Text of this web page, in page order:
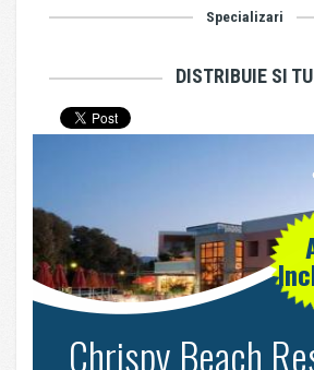
Specializari
DISTRIBUIE SI TU